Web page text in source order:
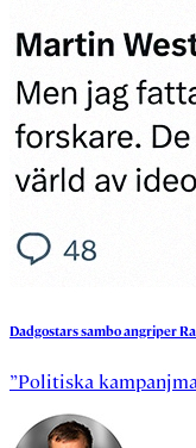
Dadgostarssamboangriper
”Politiska